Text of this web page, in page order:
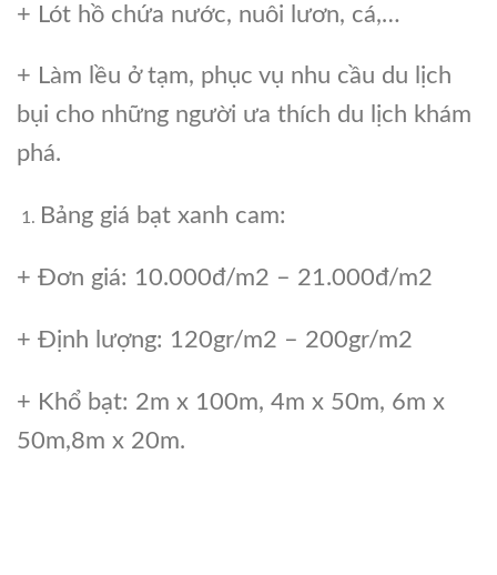
+ Lót hồ chứa nước, nuôi lươn, cá,…
+ Làm lều ở tạm, phục vụ nhu cầu du lịch
bụi cho những người ưa thích du lịch khám
phá.
Bảng giá bạt xanh cam:
+ Đơn giá: 10.000đ/m2 – 21.000đ/m2
+ Định lượng: 120gr/m2 – 200gr/m2
+ Khổ bạt: 2m x 100m, 4m x 50m, 6m x
50m,8m x 20m.